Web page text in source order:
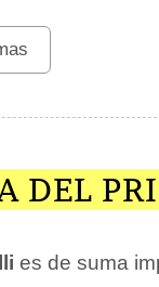
DEL
es de suma